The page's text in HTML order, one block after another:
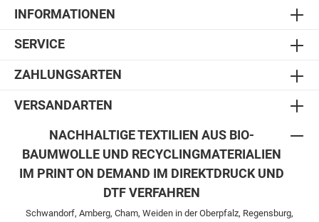
INFORMATIONEN
SERVICE
ZAHLUNGSARTEN
VERSANDARTEN
NACHHALTIGE TEXTILIEN AUS BIO-
BAUMWOLLE UND RECYCLINGMATERIALIEN
IM PRINT ON DEMAND IM DIREKTDRUCK UND
DTF VERFAHREN
Schwandorf, Amberg, Cham, Weiden in der Oberpfalz, Regensburg,